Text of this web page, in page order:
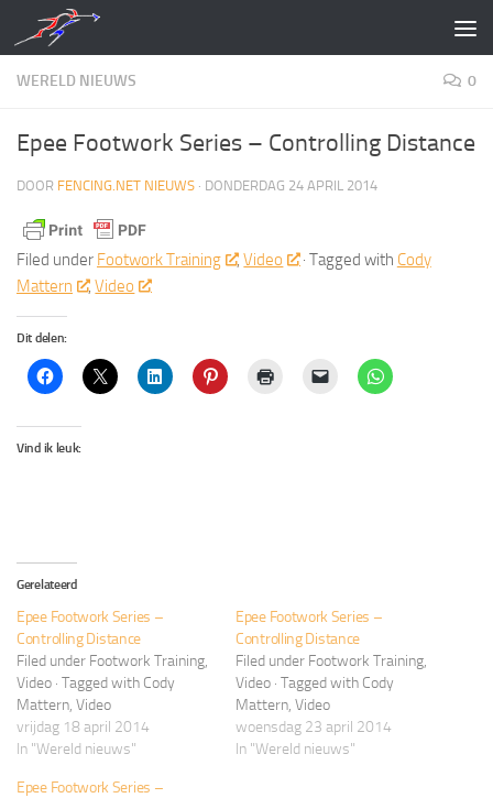
Doorgaan naar inhoud
WERELD NIEUWS 0
Epee Footwork Series – Controlling Distance
DOOR FENCING.NET NIEUWS · DONDERDAG 24 APRIL 2014
Filed under Footwork Training ,Video · Tagged with Cody
Mattern
,Video
Dit delen:
Vind ik leuk:
Gerelateerd
Epee Footwork Series –
Controlling Distance
Filed under Footwork Training,
Video · Tagged with Cody
Mattern, Video
vrijdag 18 april 2014
In "Wereld nieuws"
Epee Footwork Series –
Controlling Distance
Filed under Footwork Training,
Video · Tagged with Cody
Mattern, Video
woensdag 23 april 2014
In "Wereld nieuws"
Epee Footwork Series –